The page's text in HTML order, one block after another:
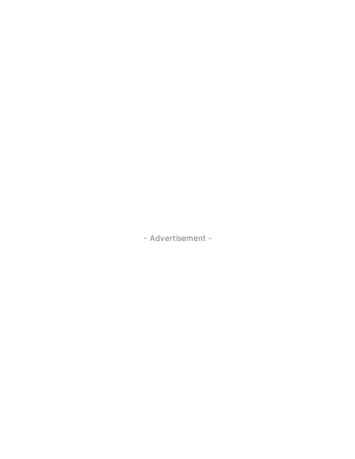
- Advertisement -